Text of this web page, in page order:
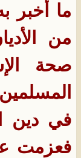
ما أخبر
من
صحة
في دين
فعزمت